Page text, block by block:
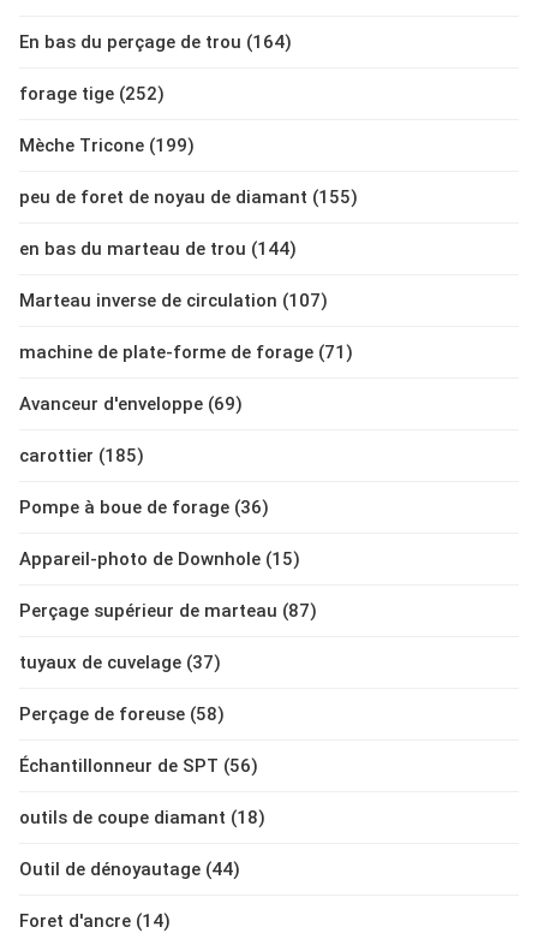
En bas du perçage de trou (164)
forage tige (252)
Mèche Tricone (199)
peu de foret de noyau de diamant (155)
en bas du marteau de trou (144)
Marteau inverse de circulation (107)
machine de plate-forme de forage (71)
Avanceur d'enveloppe (69)
carottier (185)
Pompe à boue de forage (36)
Appareil-photo de Downhole (15)
Perçage supérieur de marteau (87)
tuyaux de cuvelage (37)
Perçage de foreuse (58)
Échantillonneur de SPT (56)
outils de coupe diamant (18)
Outil de dénoyautage (44)
Foret d'ancre (14)